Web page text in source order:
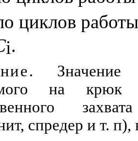
о циклов работы
i.
Значение
на крюк
спредер и т.